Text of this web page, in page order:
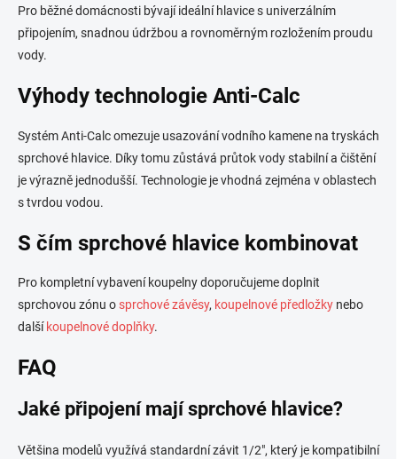
Pro běžné domácnosti bývají ideální hlavice s univerzálním
připojením, snadnou údržbou a rovnoměrným rozložením proudu
vody.
Výhody technologie Anti-Calc
Systém Anti-Calc omezuje usazování vodního kamene na tryskách
sprchové hlavice. Díky tomu zůstává průtok vody stabilní a čištění
je výrazně jednodušší. Technologie je vhodná zejména v oblastech
s tvrdou vodou.
S čím sprchové hlavice kombinovat
Pro kompletní vybavení koupelny doporučujeme doplnit
sprchovou zónu o sprchové závěsy, koupelnové předložky nebo
další koupelnové doplňky.
FAQ
Jaké připojení mají sprchové hlavice?
Většina modelů využívá standardní závit 1/2", který je kompatibilní